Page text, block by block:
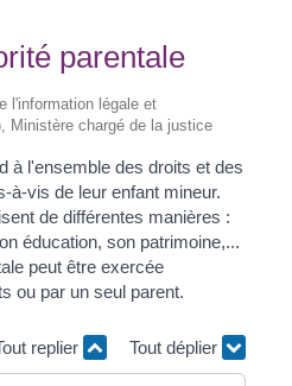
parentale
l'information légale et
Ministère chargé de la justice
à l'ensemble des droits et des
à-vis de leur enfant mineur.
de différentes manières :
éducation, son patrimoine,...
peut être exercée
ou par un seul parent.
replier Tout déplier